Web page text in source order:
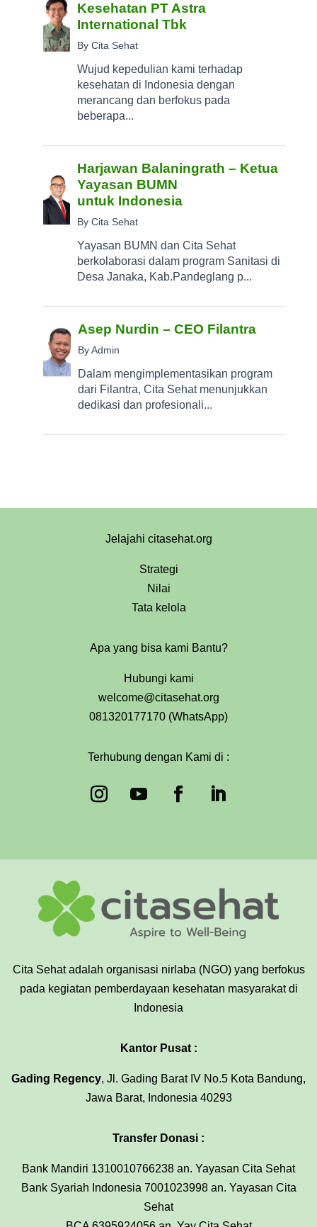
Kesehatan PT Astra
International Tbk
By Cita Sehat
Wujud kepedulian kami terhadap
kesehatan di Indonesia dengan
merancang dan berfokus pada
beberapa...
Harjawan Balaningrath – Ketua
Yayasan BUMN
untuk Indonesia
By Cita Sehat
Yayasan BUMN dan Cita Sehat
berkolaborasi dalam program Sanitasi di
Desa Janaka, Kab.Pandeglang p...
Asep Nurdin – CEO Filantra
By Admin
Dalam mengimplementasikan program
dari Filantra, Cita Sehat menunjukkan
dedikasi dan profesionali...
Jelajahi citasehat.org
Strategi
Nilai
Tata kelola
Apa yang bisa kami Bantu?
Hubungi kami
welcome@citasehat.org
081320177170 (WhatsApp)
Terhubung dengan Kami di :
Cita Sehat adalah organisasi nirlaba (NGO) yang berfokus
pada kegiatan pemberdayaan kesehatan masyarakat di
Indonesia
Kantor Pusat :
Gading Regency, Jl. Gading Barat IV No.5 Kota Bandung,
Jawa Barat, Indonesia 40293
Transfer Donasi :
Bank Mandiri 1310010766238 an. Yayasan Cita Sehat
Bank Syariah Indonesia 7001023998 an. Yayasan Cita
Sehat